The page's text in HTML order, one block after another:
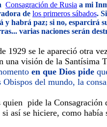
Consagración de Rusia a mi
de los primeros sábados.
y habrá paz; si no, esparcirá
... varias naciones serán
1929 se le apareció otra
una visión de la
en que Dios pide
del mundo, la
quien pide la Consagración
así se hiciere, como había